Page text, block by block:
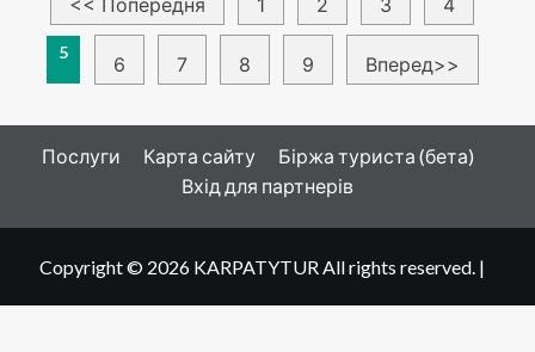
записів
<< Попередня 1 2 3 4
5
6 7 8 9 Вперед>>
Послуги Карта сайту
Біржа туриста (бета)
Вхід для партнерів
Copyright © 2026 KARPATYTUR All rights reserved. |